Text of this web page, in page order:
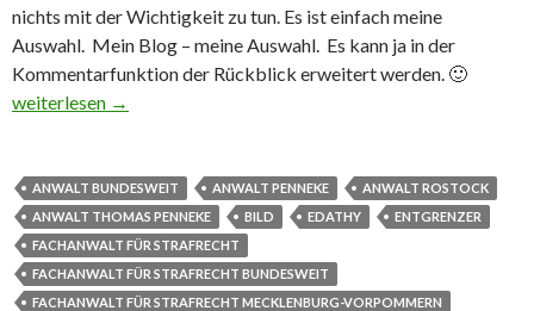
nichts mit der Wichtigkeit zu tun. Es ist einfach meine
Auswahl. Mein Blog – meine Auswahl. Es kann ja in der
Kommentarfunktion der Rückblick erweitert werden. 🙂
Rückblick VI Penis ab Edathy Billigsärge und Windelfetisch
weiterlesen →
ANWALT BUNDESWEIT ANWALT PENNEKE
ANWALT ROSTOCK
ANWALT THOMAS PENNEKE
BILD EDATHY
ENTGRENZER
FACHANWALT FÜR STRAFRECHT
FACHANWALT FÜR STRAFRECHT BUNDESWEIT
FACHANWALT FÜR STRAFRECHT MECKLENBURG-VORPOMMERN